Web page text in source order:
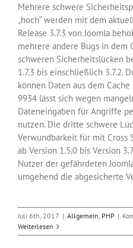
Mehrere schwere
„hoch“ werden mit dem
Release 3.7.3 von Joomla
mehrere andere Bugs in dem
schweren Sicherheitslücken
1.7.3 bis einschließlich 3.7.2.
können Daten aus dem
9934 lässt sich wegen
Dateneingaben für Angriffe
nutzen. Die dritte schwere
Verwundbarkeit für mit Cross
ab Version 1.5.0 bis Version
Nutzer der gefährdeten
umgehend die abgesicherte
Juli 6th, 2017 | Allgemein, PHP |
Weiterlesen